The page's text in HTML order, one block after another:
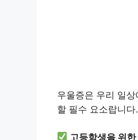
우울증은 우리 일
할 필수 요소랍니다.
고등학생을 위